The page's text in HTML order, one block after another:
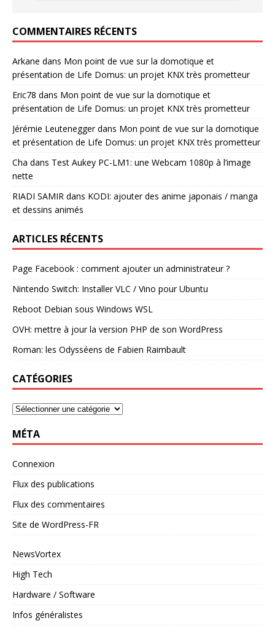
COMMENTAIRES RÉCENTS
Arkane dans Mon point de vue sur la domotique et
présentation de Life Domus: un projet KNX très prometteur
Eric78 dans Mon point de vue sur la domotique et
présentation de Life Domus: un projet KNX très prometteur
Jérémie Leuteneggerdans Mon point de vue sur la domotique
et présentation de Life Domus: un projet KNX très prometteur
Cha dans Test Aukey PC-LM1: une Webcam 1080p à l’image
nette
RIADI SAMIR dans KODI: ajouter des anime japonais / manga
et dessins animés
ARTICLES RÉCENTS
Page Facebook : comment ajouter un administrateur ?
Nintendo Switch: Installer VLC / Vino pour Ubuntu
Reboot Debian sous Windows WSL
OVH: mettre à jour la version PHP de son WordPress
Roman: les Odysséens de Fabien Raimbault
CATÉGORIES
MÉTA
Connexion
Flux des publications
Flux des commentaires
Site de WordPress-FR
NewsVortex
High Tech
Hardware / Software
Infos généralistes